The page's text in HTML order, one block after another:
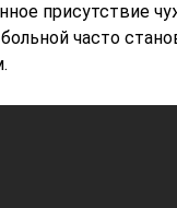
присутствие
больной часто